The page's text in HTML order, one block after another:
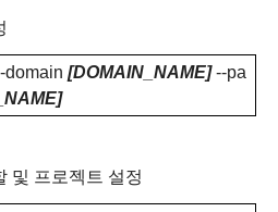
domain[DOMAIN_NAME]--pa
및 프로젝트 설정